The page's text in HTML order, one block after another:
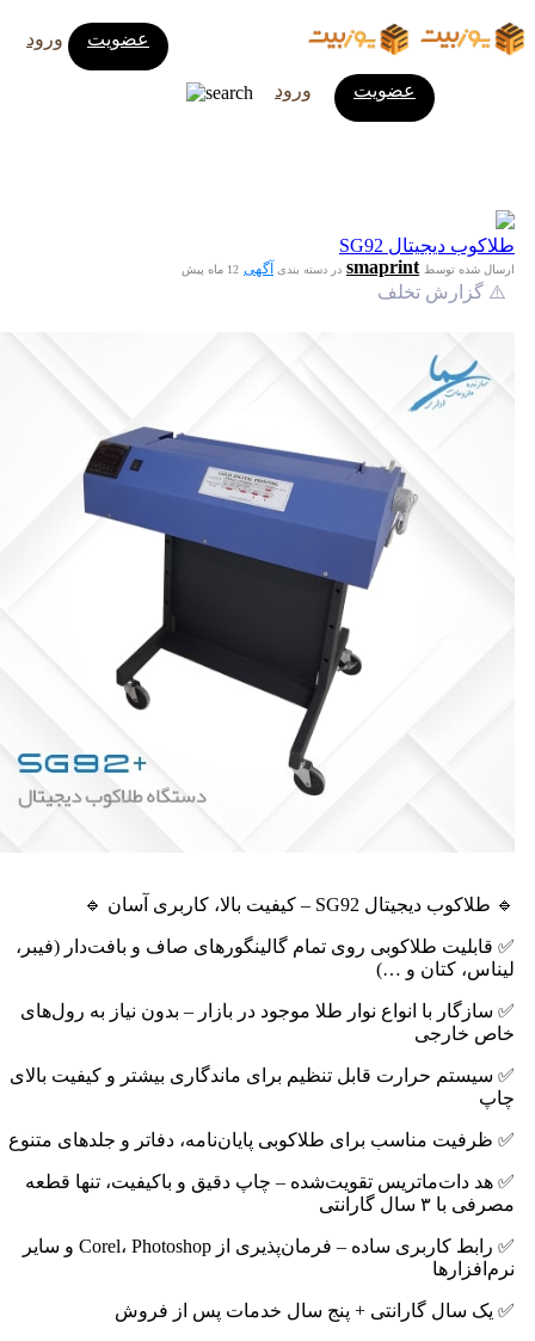
ورود عضویت
ورود عضویت
طلاکوب دیجیتال SG92
ارسال شده توسط smaprint در دسته بندی آگهی 12 ماه پیش
⚠️ گزارش تخلف
🔹 طلاکوب دیجیتال SG92 – کیفیت بالا، کاربری آسان 🔹
✅ قابلیت طلاکوبی روی تمام گالینگورهای صاف و بافت‌دار (فیبر،
لیناس، کتان و …)
✅ سازگار با انواع نوار طلا موجود در بازار – بدون نیاز به رول‌های
خاص خارجی
✅ سیستم حرارت قابل تنظیم برای ماندگاری بیشتر و کیفیت بالای
چاپ
✅ ظرفیت مناسب برای طلاکوبی پایان‌نامه، دفاتر و جلدهای متنوع
✅ هد دات‌ماتریس تقویت‌شده – چاپ دقیق و باکیفیت، تنها قطعه
مصرفی با ۳ سال گارانتی
✅ رابط کاربری ساده – فرمان‌پذیری از Corel، Photoshop و سایر
نرم‌افزارها
✅ یک سال گارانتی + پنج سال خدمات پس از فروش